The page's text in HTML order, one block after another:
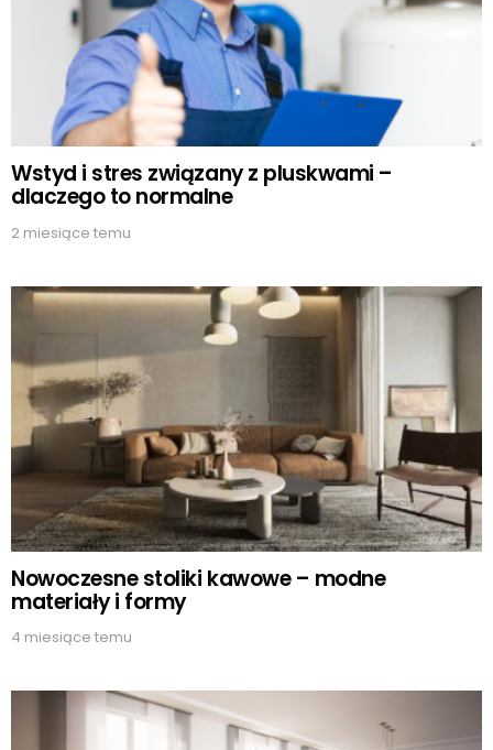
Wstyd i stres związany z pluskwami –
dlaczego to normalne
2 miesiące temu
Nowoczesne stoliki kawowe – modne
materiały i formy
4 miesiące temu